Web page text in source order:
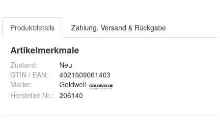
Produktdetails Zahlung, Versand & Rückgabe
Artikelmerkmale
Zustand:
Neu
GTIN / EAN:
4021609061403
Marke:
Goldwell
Hersteller Nr.:
206140